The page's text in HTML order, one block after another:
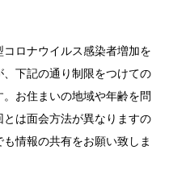
ロナウイルス感染者増加を
下記の通り制限をつけての
お住まいの地域や年齢を問
は面会方法が異なりますの
情報の共有をお願い致しま